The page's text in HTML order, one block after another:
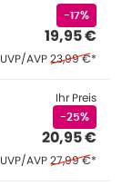
-17%
19,95 €
UVP/AVPEhemaliger
23,99 €*
Ihr Preis
-25%
20,95 €
UVP/AVPEhemaliger
27,99 €*